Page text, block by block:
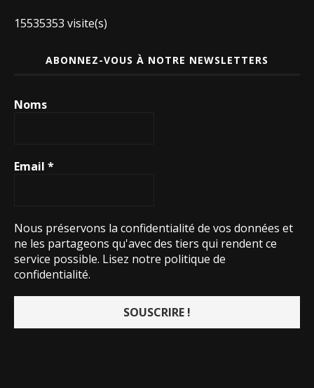
15535353 visite(s)
ABONNEZ-VOUS À NOTRE NEWSLETTERS
Noms
Email *
Nous préservons la confidentialité de vos données et
ne les partageons qu'avec des tiers qui rendent ce
service possible. Lisez notre politique de
confidentialité.